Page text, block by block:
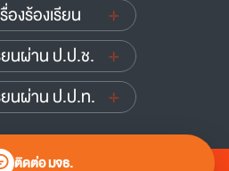
ติดต่อ มจธ.
องร้องเรียน
ยนผ่าน ป.ป.ช.
ยนผ่าน ป.ป.ท.